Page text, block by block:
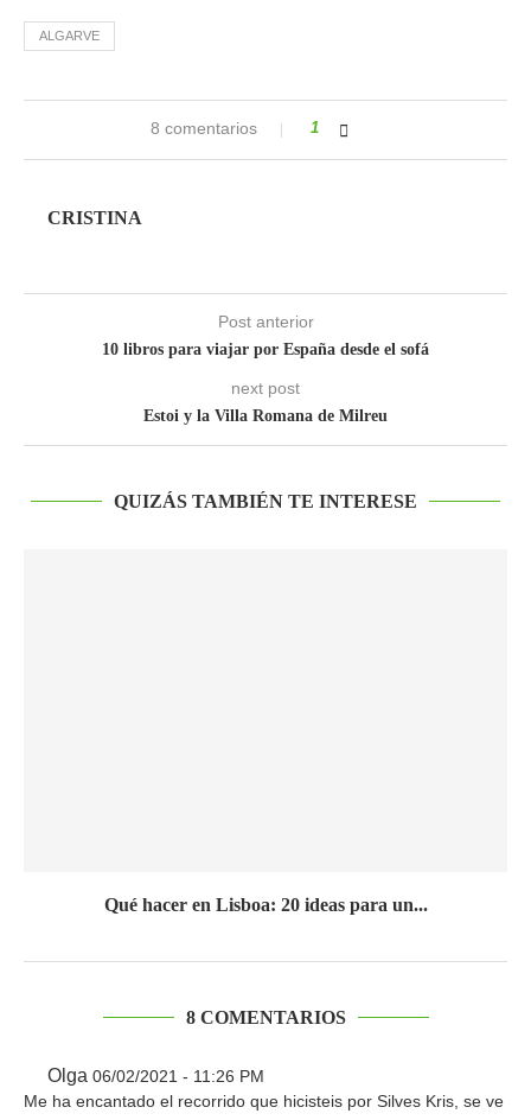
ALGARVE
8 comentarios 1
CRISTINA
Post anterior
10 libros para viajar por España desde el sofá
next post
Estoi y la Villa Romana de Milreu
QUIZÁS TAMBIÉN TE INTERESE
Qué hacer en Lisboa: 20 ideas para un...
8 COMENTARIOS
Olga 06/02/2021 - 11:26 PM
Me ha encantado el recorrido que hicisteis por Silves Kris, se ve